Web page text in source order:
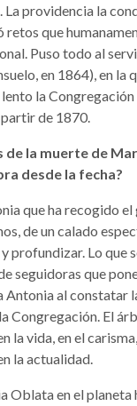
providencia la
retos que
Puso todo al
en 1864), en la
la
de 1870.
de la muerte de
desde la fecha?
que ha recogido el
de un calado
profundizar. Lo que
seguidoras que
Antonia al constatar
Congregación. El
la vida, en el
la actualidad.
Oblata en el planeta